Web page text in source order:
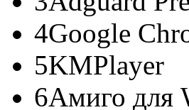
4Google
5KMPlayer
6Амиго для